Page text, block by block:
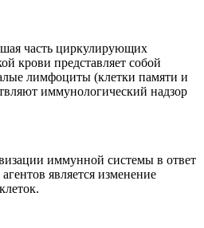
часть циркулирующих
крови представляет собой
лимфоциты (клетки памяти и
иммунологический надзор
иммунной системы в ответ
является изменение